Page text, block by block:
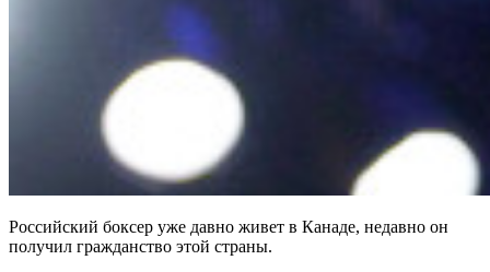
Российский боксер уже давно живет в Канаде, недавно он
получил гражданство этой страны.